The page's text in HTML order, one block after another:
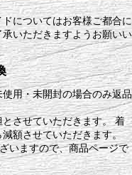
についてはお客様ご都合に
いただきますようお願いい
用・未開封の場合のみ返品
させていただきます。 着
額させていただきます。
いますので、商品ページで